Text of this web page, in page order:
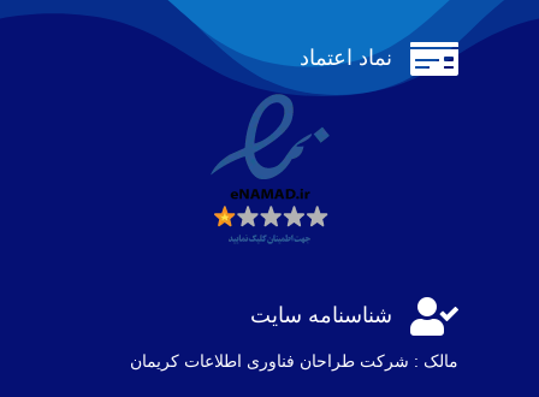
 نماد اعتماد
 شناسنامه سایت
مالک : شرکت طراحان فناوری اطلاعات كريمان